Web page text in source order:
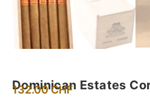
Dominican Estates
132.00CHF